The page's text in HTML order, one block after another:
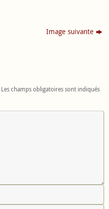
Image suivante
Les champs obligatoires sont indiqués